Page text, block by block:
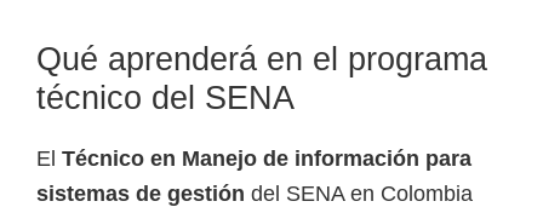
d
e
S
Qué aprenderá en el programa
técnico del SENA
El Técnico en Manejo de información para
sistemas de gestión del SENA en Colombia